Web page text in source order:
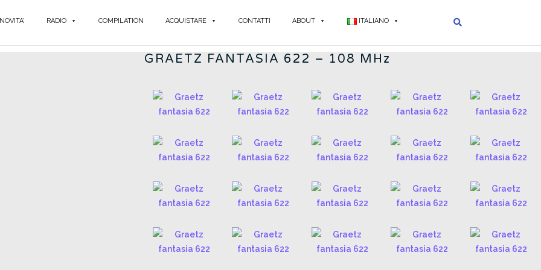
NOVITA' RADIO COMPILATION ACQUISTARE CONTATTI ABOUT ITALIANO
FANTASIA 622
GRAETZ FANTASIA 622 – 108 MHz